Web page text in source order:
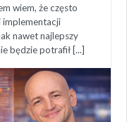
wiem, że często
implementacji
nawet najlepszy
będzie potrafił [...]